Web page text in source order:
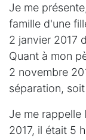
Je me
famille d'une
2 janvier 2017
Quant à mon
2 novembre
séparation,
Je me rappelle
2017, il était 5